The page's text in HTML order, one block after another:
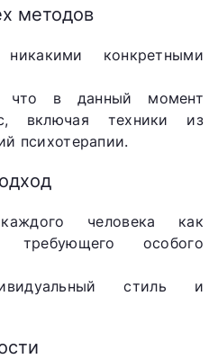
методов
конкретными
что в данный момент
включая техники из
психотерапии.
человека как
требующего особого
стиль и